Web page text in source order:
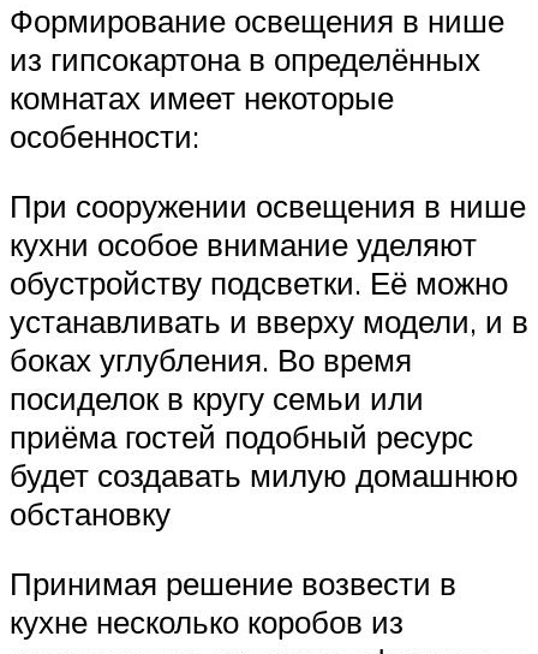
Формирование освещения в нише
из гипсокартона в определённых
комнатах имеет некоторые
особенности:
При сооружении освещения в нише
кухни особое внимание уделяют
обустройству подсветки. Её можно
устанавливать и вверху модели, и в
боках углубления. Во время
посиделок в кругу семьи или
приёма гостей подобный ресурс
будет создавать милую домашнюю
обстановку
Принимая решение возвести в
кухне несколько коробов из